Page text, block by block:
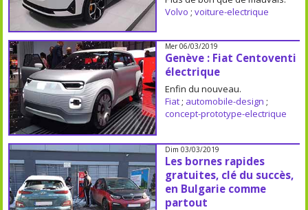
Volvo ; voiture-electrique
Mer 06/03/2019
Genève : Fiat Centoventi
électrique
Enfin du nouveau.
Fiat; automobile-design ;
concept-prototype-electrique
Dim 03/03/2019
Les bornes rapides
gratuites, clé du succès,
en Bulgarie comme
partout